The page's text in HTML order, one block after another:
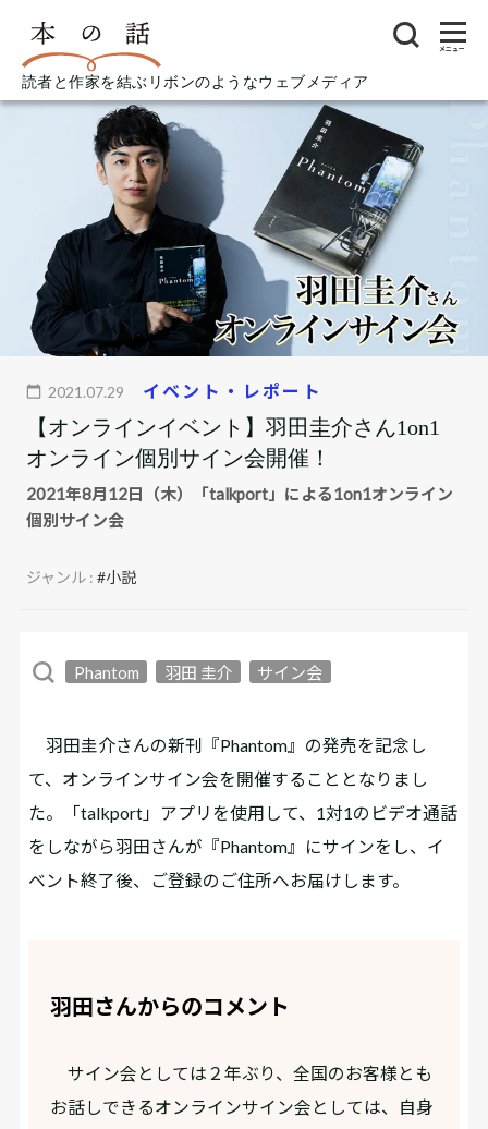
読者と作家を結ぶリボンのようなウェブメディア
メニュー
2021.07.29 イベント・レポート
【オンラインイベント】羽田圭介さん1on1
オンライン個別サイン会開催！
2021年8月12日（木）「talkport」による1on1オンライン
個別サイン会
ジャンル :#小説
Phantom 羽田 圭介 サイン会
羽田圭介さんの新刊『Phantom』の発売を記念し
て、オンラインサイン会を開催することとなりまし
た。「talkport」アプリを使用して、1対1のビデオ通話
をしながら羽田さんが『Phantom』にサインをし、イ
ベント終了後、ご登録のご住所へお届けします。
羽田さんからのコメント
サイン会としては２年ぶり、全国のお客様とも
お話しできるオンラインサイン会としては、自身